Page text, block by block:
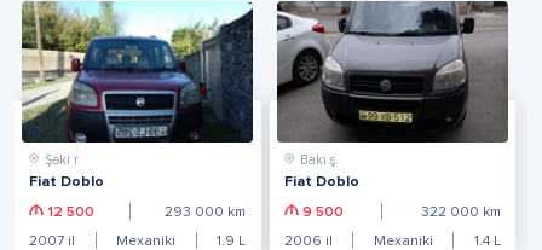
Şəki r.
Fiat Doblo
12 500 293 000 km
2007 il Mexaniki 1.9 L
Bakı ş.
Fiat Doblo
9 500 322 000 km
2006 il Mexaniki 1.4L